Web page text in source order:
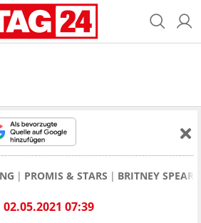
PROMIS & STARS BRITNEY SPEARS
02.05.2021 07:39